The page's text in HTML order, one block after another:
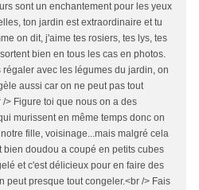
sont un enchantement pour les yeux
ton jardin est extraordinaire et tu
on dit, j'aime tes rosiers, tes lys, tes
bien en tous les cas en photos.
régaler avec les légumes du jardin, on
aussi car on ne peut pas tout
> Figure toi que nous on a des
murissent en même temps donc on
fille, voisinage...mais malgré cela
bien doudou a coupé en petits cubes
et c'est délicieux pour en faire des
peut presque tout congeler.<br /> Fais